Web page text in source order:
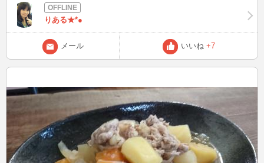
りある★*●
メール いいね +7